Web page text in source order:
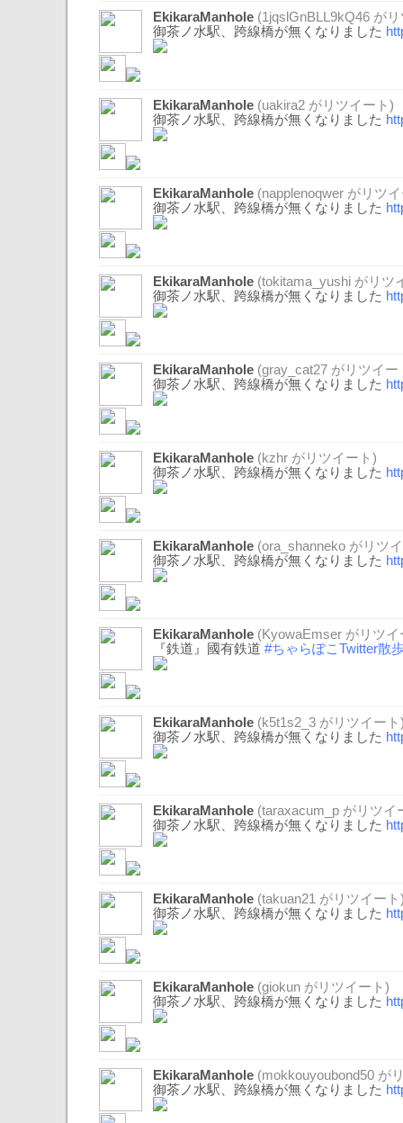
EkikaraManhole (1jqslGnBLL9kQ46 が
御茶ノ水駅、跨線橋が無くなりました
EkikaraManhole (uakira2 がリツイート)
御茶ノ水駅、跨線橋が無くなりました
EkikaraManhole (napplenoqwer がリツ
御茶ノ水駅、跨線橋が無くなりました
EkikaraManhole (tokitama_yushi がリツ
御茶ノ水駅、跨線橋が無くなりました
EkikaraManhole (gray_cat27 がリツイー
御茶ノ水駅、跨線橋が無くなりました
EkikaraManhole (kzhr がリツイート)
御茶ノ水駅、跨線橋が無くなりました
EkikaraManhole (ora_shanneko がリツ
御茶ノ水駅、跨線橋が無くなりました
EkikaraManhole (KyowaEmser がリツイ
『鉄道』國有鉄道 #ちゃらぽこTwitter散
EkikaraManhole (k5t1s2_3 がリツイート
御茶ノ水駅、跨線橋が無くなりました
EkikaraManhole (taraxacum_p がリツイ
御茶ノ水駅、跨線橋が無くなりました
EkikaraManhole (takuan21 がリツイート
御茶ノ水駅、跨線橋が無くなりました
EkikaraManhole (giokun がリツイート)
御茶ノ水駅、跨線橋が無くなりました
EkikaraManhole (mokkouyoubond50 が
御茶ノ水駅、跨線橋が無くなりました